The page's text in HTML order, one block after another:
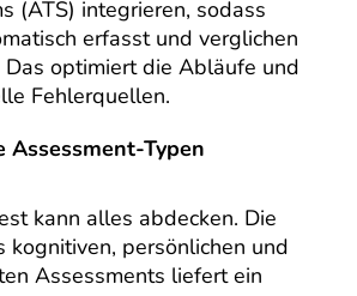
(ATS) integrieren, sodass
erfasst und verglichen
optimiert die Abläufe und
Fehlerquellen.
Assessment-Typen
kann alles abdecken. Die
kognitiven, persönlichen und
Assessments liefert ein